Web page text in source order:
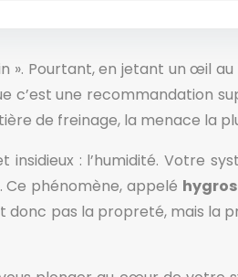
Pourtant, en jetant un œil
une recommandation
de freinage, la menace la
insidieux : l’humidité. Votre
Ce phénomène, appelé
donc pas la propreté, mais